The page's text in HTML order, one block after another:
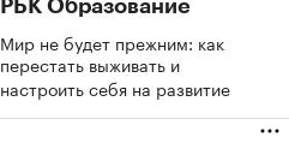
РБК Образование
Мир не будет прежним: как
перестать выживать и
настроить себя на развитие